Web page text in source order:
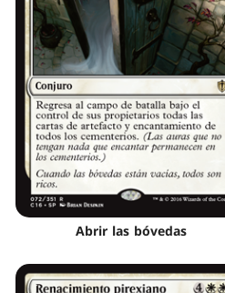
Abrir las bóvedas